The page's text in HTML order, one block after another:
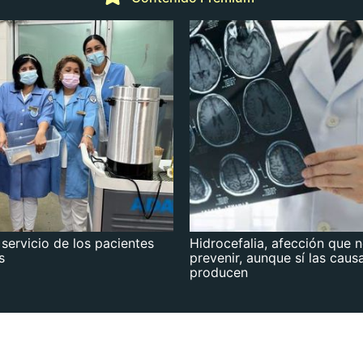
de los pacientes
Hidrocefalia, afección que
prevenir, aunque sí las
producen